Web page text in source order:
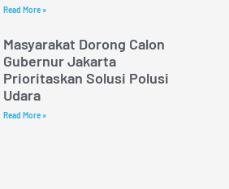
Read More »
Masyarakat Dorong Calon
Gubernur Jakarta
Prioritaskan Solusi Polusi
Udara
Read More »